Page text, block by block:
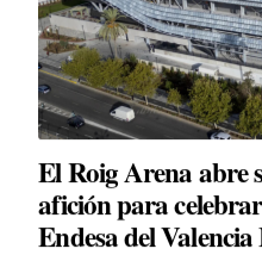
El Roig Arena abre
afición para
Endesa del Valencia